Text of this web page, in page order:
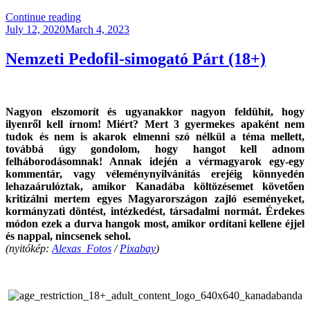
Continue reading“A
Narancssárga
Története”
Posted
July 12, 2020March 4, 2023
Nemzeti Pedofil-simogató Párt (18+)
Nagyon elszomorít és ugyanakkor nagyon feldühít, hogy
ilyenről kell írnom! Miért? Mert 3 gyermekes apaként nem
tudok és nem is akarok elmenni szó nélkül a téma mellett,
továbbá úgy gondolom, hogy hangot kell adnom
felháborodásomnak! Annak idején a vérmagyarok egy-egy
kommentár, vagy véleménynyilvánítás erejéig könnyedén
lehazaárulóztak, amikor Kanadába költözésemet követően
kritizálni mertem egyes Magyarországon zajló eseményeket,
kormányzati döntést, intézkedést, társadalmi normát. Érdekes
módon ezek a durva hangok most, amikor ordítani kellene éjjel
és nappal, nincsenek sehol.
(nyitókép: Alexas_Fotos /Pixabay)